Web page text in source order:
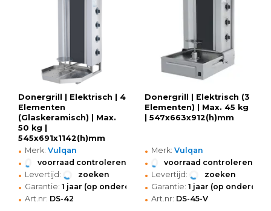
Donergrill | Elektrisch | 4
Elementen
(Glaskeramisch) | Max.
50 kg |
545x691x1142(h)mm
• Merk: Vulqan
• voorraad controleren
• Levertijd: zoeken
• Garantie: 1 jaar (op onderdelen)
• Art.nr: DS-42
Donergrill | Elektrisch (3
Elementen) | Max. 45 kg
| 547x663x912(h)mm
• Merk: Vulqan
• voorraad controleren
• Levertijd: zoeken
• Garantie: 1 jaar (op
• Art.nr: DS-45-V